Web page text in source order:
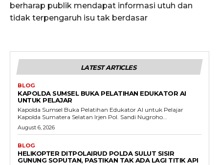
berharap publik mendapat informasi utuh dan
tidak terpengaruh isu tak berdasar
LATEST ARTICLES
BLOG
KAPOLDA SUMSEL BUKA PELATIHAN EDUKATOR AI
UNTUK PELAJAR
Kapolda Sumsel Buka Pelatihan Edukator AI untuk Pelajar
Kapolda Sumatera Selatan Irjen Pol. Sandi Nugroho...
August 6, 2026
BLOG
HELIKOPTER DITPOLAIRUD POLDA SULUT SISIR
GUNUNG SOPUTAN, PASTIKAN TAK ADA LAGI TITIK API